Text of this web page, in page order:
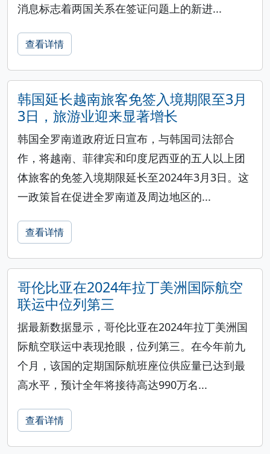
消息标志着两国关系在签证问题上的新进...
查看详情
韩国延长越南旅客免签入境期限至3月
3日，旅游业迎来显著增长
韩国全罗南道政府近日宣布，与韩国司法部合
作，将越南、菲律宾和印度尼西亚的五人以上团
体旅客的免签入境期限延长至2024年3月3日。这
一政策旨在促进全罗南道及周边地区的...
查看详情
哥伦比亚在2024年拉丁美洲国际航空
联运中位列第三
据最新数据显示，哥伦比亚在2024年拉丁美洲国
际航空联运中表现抢眼，位列第三。在今年前九
个月，该国的定期国际航班座位供应量已达到最
高水平，预计全年将接待高达990万名...
查看详情